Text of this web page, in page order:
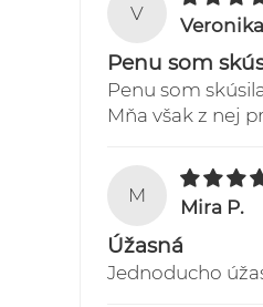
V
Penu som
Penu som
Mňa však z nej
M
Mira P.
Úžasná
Jednoducho